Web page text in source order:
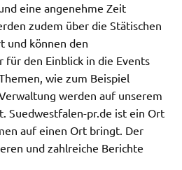
eine angenehme Zeit
zudem über die Stätischen
und können den
für den Einblick in die Events
wie zum Beispiel
werden auf unserem
Suedwestfalen-pr.de ist ein Ort
auf einen Ort bringt. Der
und zahlreiche Berichte